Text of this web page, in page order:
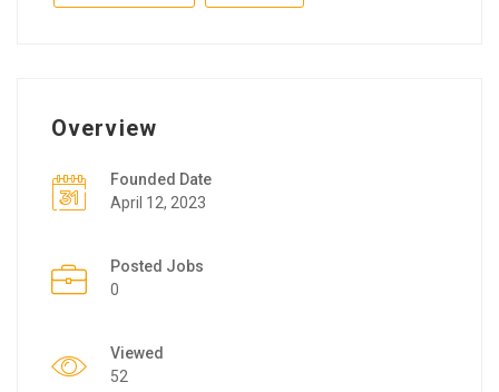
Overview
Founded Date
April 12, 2023
Posted Jobs
0
Viewed
52